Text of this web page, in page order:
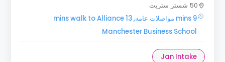
50 شستر ستريت
9 mins مواصلات عامه, 13 mins walk to Alliance
Manchester Business School
Jan Intake